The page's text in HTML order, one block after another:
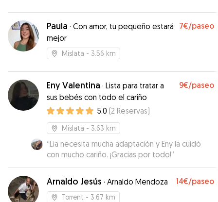
Paula · Con amor, tu pequeño estará
mejor
7€/paseo
Mislata - 3.56 km
Eny Valentina · Lista para tratar a
sus bebés con todo el cariño
9€/paseo
5.0 (2 Reservas)
Mislata - 3.63 km
“Lia necesita mucha adaptación y Eny la cuidó
con mucho cariño. ¡Gracias por todo!”
Arnaldo Jesús · Arnaldo Mendoza 14€/paseo
Torrent - 3.67 km